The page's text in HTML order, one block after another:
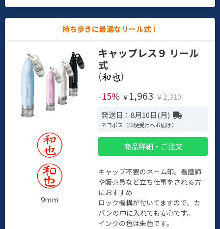
持ち歩きに最適なリール式！
9mm
キャップレス９ リール
式
(
)
-15% ￥ 1,963 ￥2,310
発送日：8月10日(月)
ネコポス（郵便受けへお届け）
商品詳細・ご注文
キャップ不要のネーム印。看護師
や販売員など立ち仕事をされる方
におすすめ
ロック機構が付いてますので、カ
バンの中に入れても安心です。
インクの色は朱色です。